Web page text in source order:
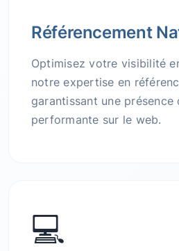
Référencement
Optimisez votre visibilité
notre expertise en
garantissant une présence
performante sur le web.
💻